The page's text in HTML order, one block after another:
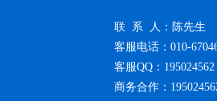
联 系 人：陈先生
客服电话：010-
客服QQ：195024562
商务合作：